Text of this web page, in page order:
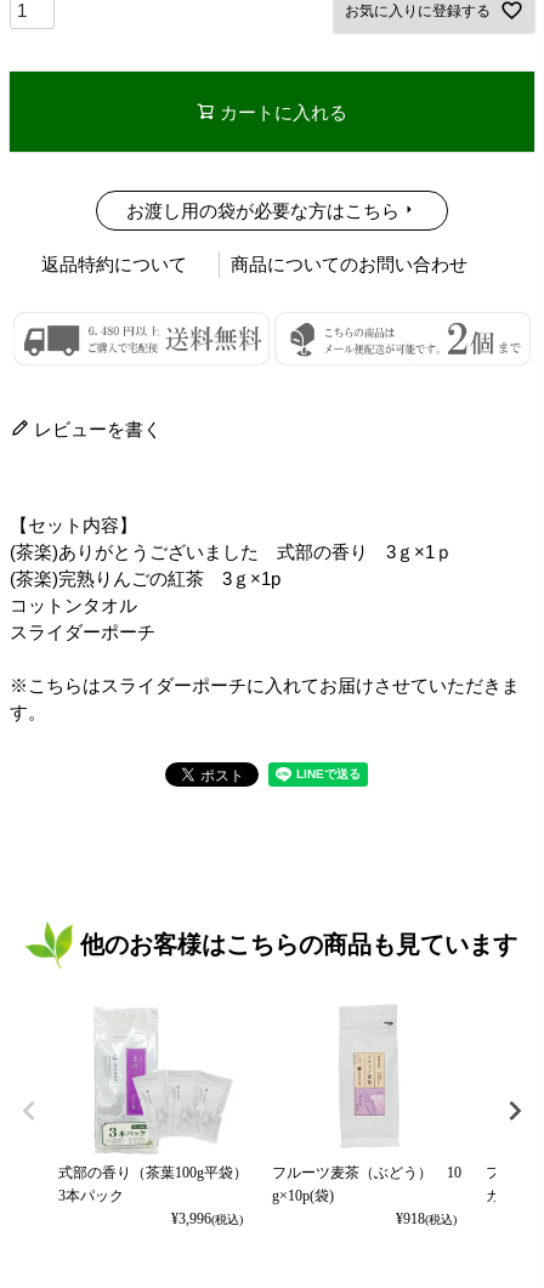
お気に入りに登録する
カートに入れる
お渡し用の袋が必要な方はこちら
返品特約について 商品についてのお問い合わせ
レビューを書く
【セット内容】
(茶楽)ありがとうございました 式部の香り 3ｇ×1ｐ
(茶楽)完熟りんごの紅茶 3ｇ×1p
コットンタオル
スライダーポーチ
※こちらはスライダーポーチに入れてお届けさせていただきま
す。
他のお客様はこちらの商品も見ています
式部の香り（茶葉100g平袋）
3本パック
¥3,996(税込)
フルーツ麦茶（ぶどう） 10
g×10p(袋)
¥918(税込)
フルー
カット